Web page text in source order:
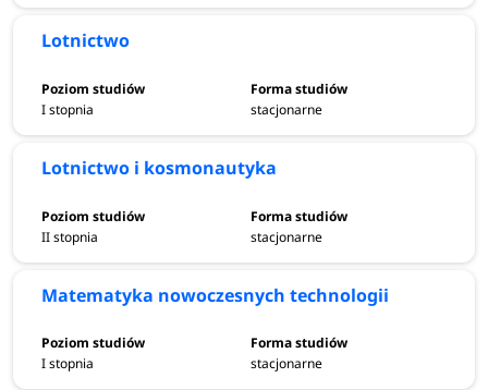
zlokalizowanych na 9 wydziałach Politechniki Poznańskiej.
Nowe kierunki studiów 2025/2026 na
Politechnice Poznańskiej
Oferta dydaktyczna Politechniki Poznańskiej powiększyła
się o 5 nowych kierunków studiów. Na kandydatów
czeka:cyberbezpieczeństwo, Data Science w biznesie,
technologie dla przemysłu
motoryzacyjnego
mechanical engineering
Lotnictwo
I stopnia stacjonarne
Lotnictwo i kosmonautyka
II stopnia stacjonarne
Matematyka nowoczesnych technologii
I stopnia stacjonarne